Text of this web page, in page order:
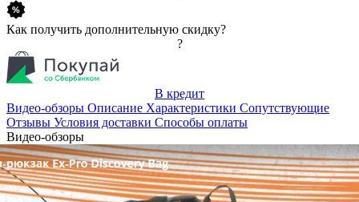
Как получить дополнительную скидку?
?
В кредит
Видео-обзоры Описание Характеристики Сопутствующие
Отзывы Условия доставки Способы оплаты
Видео-обзоры